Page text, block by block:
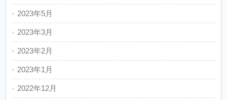
2023年5月
2023年3月
2023年2月
2023年1月
2022年12月